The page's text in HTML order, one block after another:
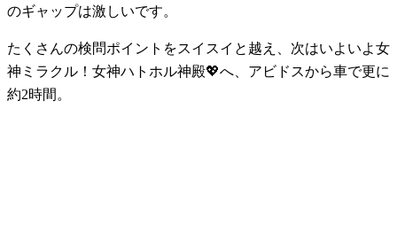
のギャップは激しいです。
たくさんの検問ポイントをスイスイと越え、次はいよいよ女
神ミラクル！女神ハトホル神殿💖へ、アビドスから車で更に
約2時間。